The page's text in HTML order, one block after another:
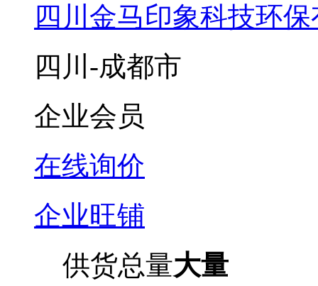
四川金马印象科技环
四川-成都市
企业会员
在线询价
企业旺铺
供货总量大量